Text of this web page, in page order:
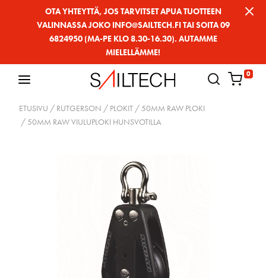
OTA YHTEYTTÄ, JOS TARVITSET APUA TUOTTEEN
VALINNASSA JOKO INFO@SAILTECH.FI TAI SOITA 09
6824950 (MA-PE KLO 8.30-16.30). AUTAMME
MIELELLÄMME!
0
ETUSIVU / RUTGERSON / PLOKIT /50MM RAW PLOKI
/ 50MM RAW VIULUPLOKI HUNSVOTILLA